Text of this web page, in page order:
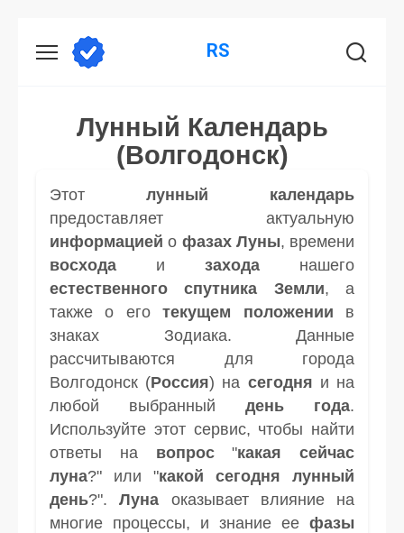
RS
Лунный Календарь
(Волгодонск)
Этот лунный календарь
предоставляет актуальную
информацией о фазах Луны, времени
восхода и захода нашего
естественного спутника
Земли, а
также о еготекущем положении в
знаках Зодиака. Данные
рассчитываются для города
Волгодонск (Россия) на сегодня и на
любой выбранный день года.
Используйте этот сервис, чтобы найти
ответы на вопрос"какая сейчас
луна?" или "какой сегодня лунный
день?".Луна оказывает влияние на
многие процессы, и знание ее фазы